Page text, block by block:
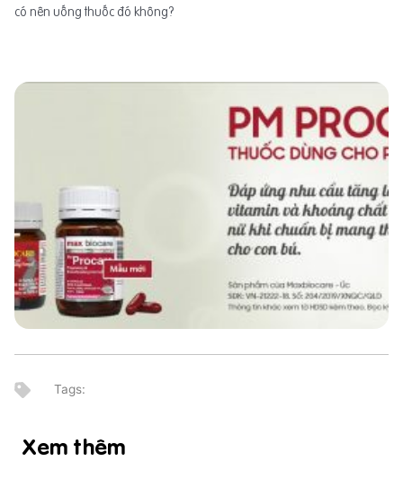
có nên uống thuốc đó không?
Xem thêm